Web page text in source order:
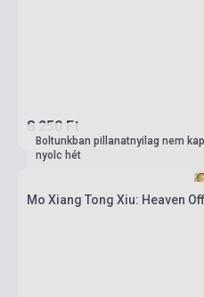
8 250 Ft
Boltunkban pillanatnyilag nem
nyolc hét
Mo Xiang Tong Xiu: Heaven